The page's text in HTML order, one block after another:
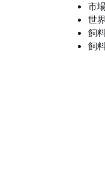
市
世
飼
飼